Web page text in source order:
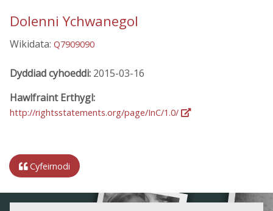
Dolenni Ychwanegol
Wikidata: Q7909090
Dyddiad cyhoeddi: 2015-03-16
Hawlfraint Erthygl:
http://rightsstatements.org/page/InC/1.0/
Cyfeirnodi